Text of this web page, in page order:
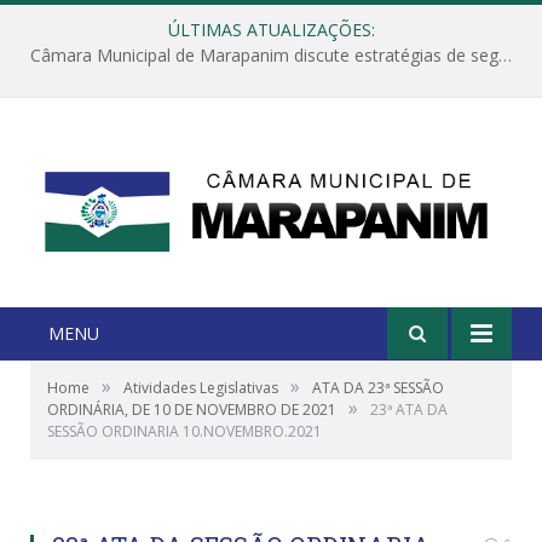
ÚLTIMAS ATUALIZAÇÕES:
Câmara Municipal de Marapanim discute estratégias de segurança com autoridades e poder executivo
MENU
Home » Atividades Legislativas »
ATA DA 23ª SESSÃO
ORDINÁRIA, DE 10 DE NOVEMBRO DE 2021
»
23ª ATA DA
SESSÃO ORDINARIA 10.NOVEMBRO.2021